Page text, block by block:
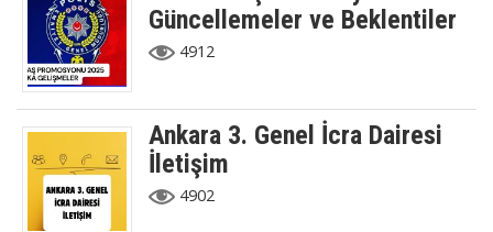
Güncellemeler ve Beklentiler
4912
Ankara 3. Genel İcra Dairesi
İletişim
4902